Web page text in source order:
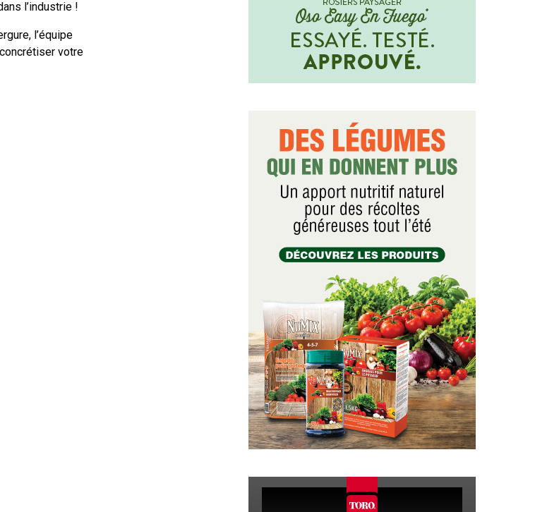
l’industrie !
l’équipe
votre